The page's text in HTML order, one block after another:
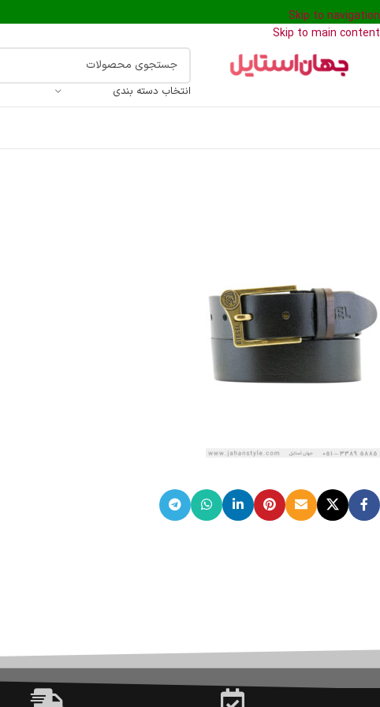
Skip to navigation
Skip to main content
انتخاب دسته بندی